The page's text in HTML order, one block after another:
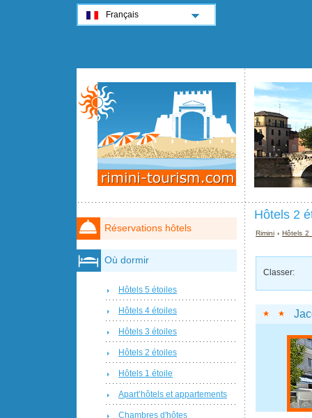
Hôtels 2
Rimini ›Hôtels 2
Classer:
Réservations hôtels
Où dormir
Hôtels 5 étoiles
Hôtels 4 étoiles
Hôtels 3 étoiles
Hôtels 2 étoiles
Hôtels 1 étoile
Apart’hôtels et appartements
Chambres d'hôtes
Français